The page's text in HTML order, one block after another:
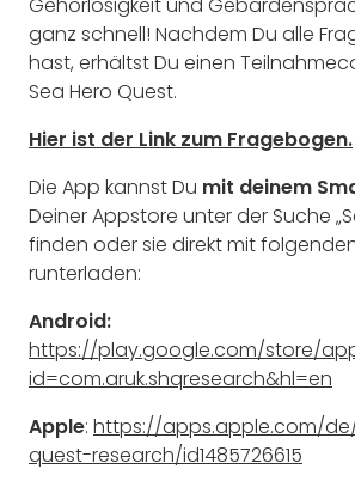
ganz schnell! Nachdem Du alle
hast, erhältst Du einen
Sea Hero Quest.
Hier ist der Link zum Fragebogen.
Die App kannst Du mit deinem
Deiner Appstore unter der Suche
finden oder sie direkt mit folgenden
runterladen:
Android:
https://play.google.com/store/
id=com.aruk.shqresearch&hl=en
Apple: https://apps.apple.com/
quest-research/id1485726615